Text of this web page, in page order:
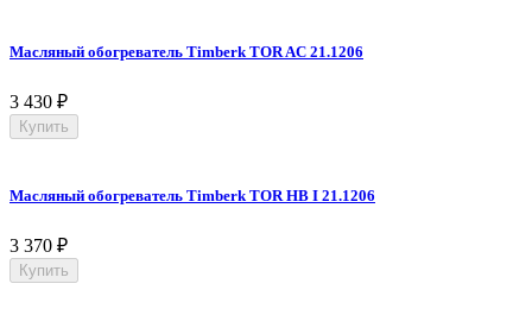
Масляный обогреватель Timberk TOR AC 21.1206
3 430 ₽
Купить
Масляный обогреватель Timberk TOR HB I 21.1206
3 370 ₽
Купить